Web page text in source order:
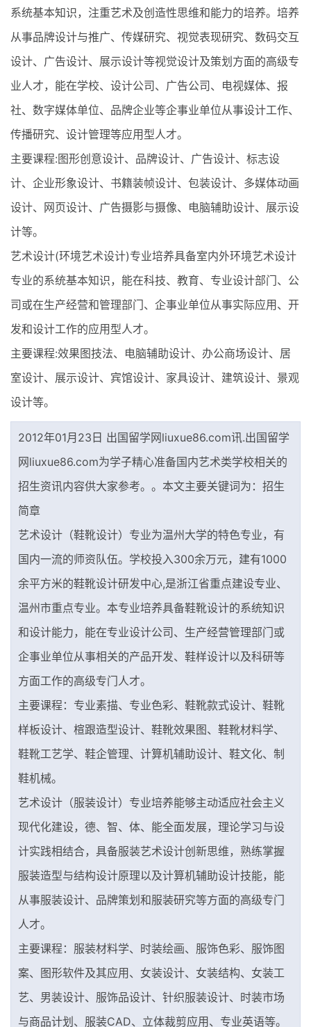
系统基本知识，注重艺术及创造性思维和能力的培养。培养
从事品牌设计与推广、传媒研究、视觉表现研究、数码交互
设计、广告设计、展示设计等视觉设计及策划方面的高级专
业人才，能在学校、设计公司、广告公司、电视媒体、报
社、数字媒体单位、品牌企业等企事业单位从事设计工作、
传播研究、设计管理等应用型人才。
主要课程:图形创意设计、品牌设计、广告设计、标志设
计、企业形象设计、书籍装帧设计、包装设计、多媒体动画
设计、网页设计、广告摄影与摄像、电脑辅助设计、展示设
计等。
艺术设计(环境艺术设计)专业培养具备室内外环境艺术设计
专业的系统基本知识，能在科技、教育、专业设计部门、公
司或在生产经营和管理部门、企事业单位从事实际应用、开
发和设计工作的应用型人才。
主要课程:效果图技法、电脑辅助设计、办公商场设计、居
室设计、展示设计、宾馆设计、家具设计、建筑设计、景观
设计等。
2012年01月23日 出国留学网liuxue86.com讯.出国留学
网liuxue86.com为学子精心准备国内艺术类学校相关的
招生资讯内容供大家参考。。本文主要关键词为：招生
简章
艺术设计（鞋靴设计）专业为温州大学的特色专业，有
国内一流的师资队伍。学校投入300余万元，建有1000
余平方米的鞋靴设计研发中心,是浙江省重点建设专业、
温州市重点专业。本专业培养具备鞋靴设计的系统知识
和设计能力，能在专业设计公司、生产经营管理部门或
企事业单位从事相关的产品开发、鞋样设计以及科研等
方面工作的高级专门人才。
主要课程：专业素描、专业色彩、鞋靴款式设计、鞋靴
样板设计、楦跟造型设计、鞋靴效果图、鞋靴材料学、
鞋靴工艺学、鞋企管理、计算机辅助设计、鞋文化、制
鞋机械。
艺术设计（服装设计）专业培养能够主动适应社会主义
现代化建设，德、智、体、能全面发展，理论学习与设
计实践相结合，具备服装艺术设计创新思维，熟练掌握
服装造型与结构设计原理以及计算机辅助设计技能，能
从事服装设计、品牌策划和服装研究等方面的高级专门
人才。
主要课程：服装材料学、时装绘画、服饰色彩、服饰图
案、图形软件及其应用、女装设计、女装结构、女装工
艺、男装设计、服饰品设计、针织服装设计、时装市场
与商品计划、服装CAD、立体裁剪应用、专业英语等。